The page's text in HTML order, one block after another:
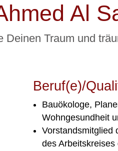
Al
Deinen Traum und
Beruf(e)/
Bauökologe,
Wohngesundheit
Vorstandsmitglied
des